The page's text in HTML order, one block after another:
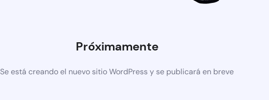
Próximamente
Se está creando el nuevo sitio WordPress y se publicará en breve